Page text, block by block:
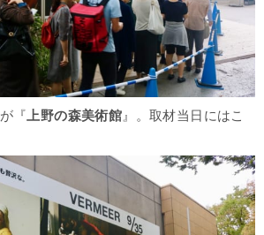
『 上野の森美術館 』。取材当日にはこ